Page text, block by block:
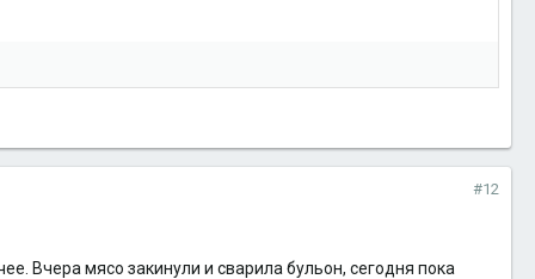
#12
Вчера мясо закинули и сварила бульон, сегодня пока